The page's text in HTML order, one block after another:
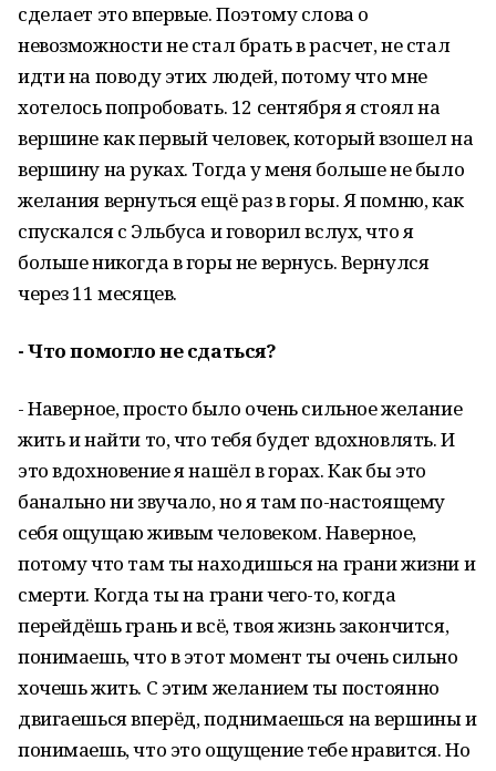
сделает это впервые. Поэтому слова о
невозможности не стал брать в расчет, не стал
идти на поводу этих людей, потому что мне
хотелось попробовать. 12 сентября я стоял на
вершине как первый человек, который взошел на
вершину на руках. Тогда у меня больше не было
желания вернуться ещё раз в горы. Я помню, как
спускался с Эльбуса и говорил вслух, что я
больше никогда в горы не вернусь. Вернулся
через 11 месяцев.
- Что помогло не сдаться?
- Наверное, просто было очень сильное желание
жить и найти то, что тебя будет вдохновлять. И
это вдохновение я нашёл в горах. Как бы это
банально ни звучало, но я там по-настоящему
себя ощущаю живым человеком. Наверное,
потому что там ты находишься на грани жизни и
смерти. Когда ты на грани чего-то, когда
перейдёшь грань и всё, твоя жизнь закончится,
понимаешь, что в этот момент ты очень сильно
хочешь жить. С этим желанием ты постоянно
двигаешься вперёд, поднимаешься на вершины и
понимаешь, что это ощущение тебе нравится. Но